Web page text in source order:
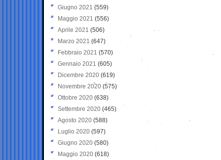
Giugno 2021(559)
Maggio 2021 (556)
Aprile 2021 (506)
Marzo 2021 (647)
Febbraio 2021 (570)
Gennaio 2021 (605)
Dicembre 2020 (619)
Novembre 2020 (575)
Ottobre 2020 (638)
Settembre 2020(465)
Agosto 2020 (588)
Luglio 2020 (597)
Giugno 2020 (580)
Maggio 2020 (618)